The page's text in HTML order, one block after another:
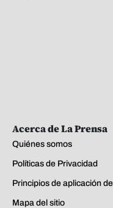
Acerca de La Prensa
Quiénes somos
Políticas de Privacidad
Principios de aplicación
Mapa del sitio